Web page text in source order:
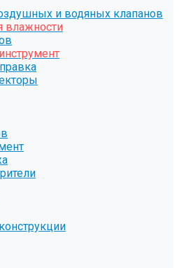
и водяных клапанов
влажности